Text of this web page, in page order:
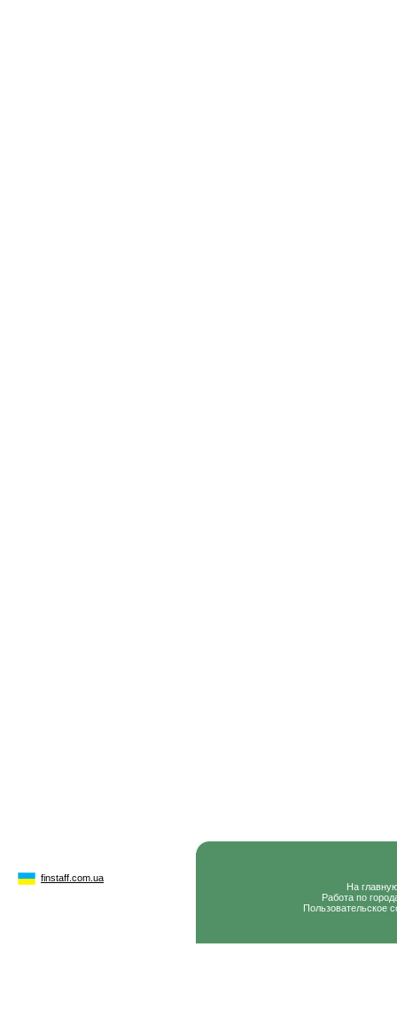
finstaff.com.ua
На
Работа по
Пользовательское